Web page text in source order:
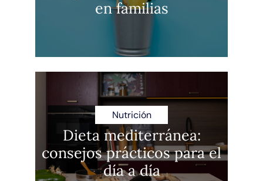
en familias
Nutrición
Dieta mediterránea:
consejos prácticos para el
día a día